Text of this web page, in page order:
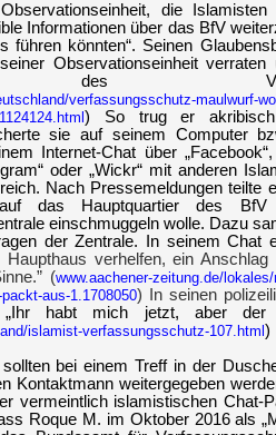
die Islamisten
Informationen über das BfV
führen könnten“. Seinen
Observationseinheit
des
verfassungsschutz-maulwurf-
) So trug er akribisch
sie auf seinem Computer
Internet-Chat über
oder „Wickr“ mit anderen
Nach Pressemeldungen teilte
das Hauptquartier des
BfV
einschmuggeln wolle. Dazu
der Zentrale. In seinem Chat
verhelfen, ein
(www.aachener-zeitung.de/
aus-1.1708050) In seinen
habt mich jetzt, aber der
islamist-verfassungsschutz-107.html )
bei einem Treff in der
Kontaktmann weitergegeben
vermeintlich islamistischen Chat-
Roque M. im Oktober 2016 als